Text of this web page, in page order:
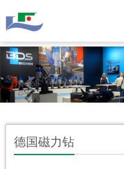
德国磁力钻